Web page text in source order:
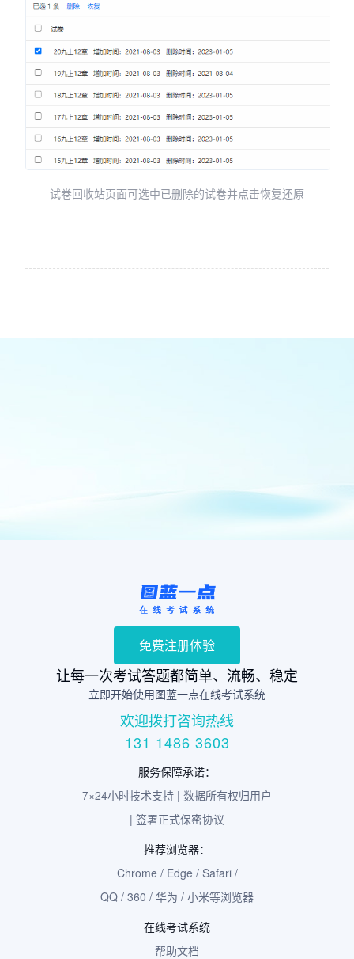
试卷回收站页面可选中已删除的试卷并点击恢复还原
免费注册体验
让每一次考试答题都简单、流畅、稳定
立即开始使用图蓝一点在线考试系统
欢迎拨打咨询热线
131 1486 3603
服务保障承诺：
7×24小时技术支持 | 数据所有权归用户
| 签署正式保密协议
推荐浏览器：
Chrome / Edge / Safari /
QQ / 360 / 华为 / 小米等浏览器
在线考试系统
帮助文档